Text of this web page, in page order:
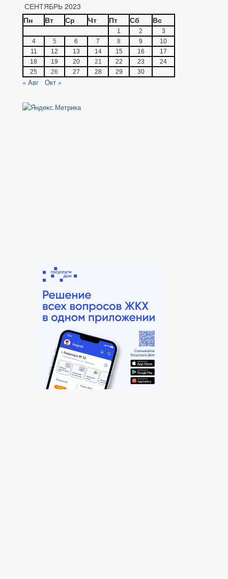
СЕНТЯБРЬ 2023
Пн
Вт Ср Чт Пт Сб Вс
1 2
3
4
5 6 7 8 9
10
11
12 13 14 15 16
17
18
19 20 21 22 23
24
25
26 27 28 29 30
« Авг Окт »